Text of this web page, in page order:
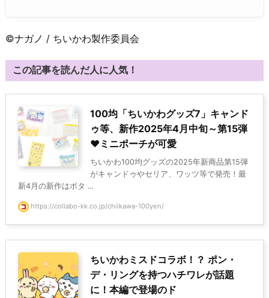
©ナガノ / ちいかわ製作委員会
この記事を読んだ人に人気！
100均「ちいかわグッズ7」キャンド
ゥ等、新作2025年4月中旬～第15弾
♥ミニポーチが可愛
ちいかわ100均グッズの2025年新商品第15弾
がキャンドゥやセリア、ワッツ等で発売！最
新4月の新作はボタ ...
https://collabo-kk.co.jp/chiikawa-100yen/
ちいかわミスドコラボ！？ ポン・
デ・リングを持つハチワレが話題
に！本編で登場のド